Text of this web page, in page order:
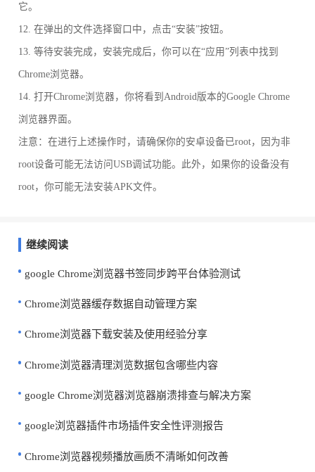
它。
12. 在弹出的文件选择窗口中，点击“安装”按钮。
13. 等待安装完成，安装完成后，你可以在“应用”列表中找到
Chrome浏览器。
14. 打开Chrome浏览器，你将看到Android版本的Google Chrome
浏览器界面。
注意：在进行上述操作时，请确保你的安卓设备已root，因为非
root设备可能无法访问USB调试功能。此外，如果你的设备没有
root，你可能无法安装APK文件。
继续阅读
google Chrome浏览器书签同步跨平台体验测试
Chrome浏览器缓存数据自动管理方案
Chrome浏览器下载安装及使用经验分享
Chrome浏览器清理浏览数据包含哪些内容
google Chrome浏览器浏览器崩溃排查与解决方案
google浏览器插件市场插件安全性评测报告
Chrome浏览器视频播放画质不清晰如何改善